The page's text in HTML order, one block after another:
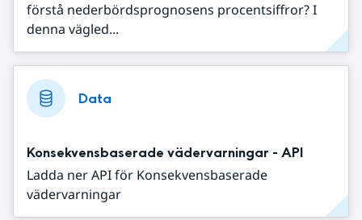
förstå nederbördsprognosens procentsiffror? I
denna vägled...
Data
Konsekvensbaserade vädervarningar - API
Ladda ner API för Konsekvensbaserade
vädervarningar